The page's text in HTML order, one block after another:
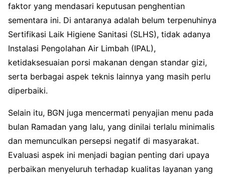
faktor yang mendasari keputusan penghentian
sementara ini. Di antaranya adalah belum terpenuhinya
Sertifikasi Laik Higiene Sanitasi (SLHS), tidak adanya
Instalasi Pengolahan Air Limbah (IPAL),
ketidaksesuaian porsi makanan dengan standar gizi,
serta berbagai aspek teknis lainnya yang masih perlu
diperbaiki.
Selain itu, BGN juga mencermati penyajian menu pada
bulan Ramadan yang lalu, yang dinilai terlalu minimalis
dan memunculkan persepsi negatif di masyarakat.
Evaluasi aspek ini menjadi bagian penting dari upaya
perbaikan menyeluruh terhadap kualitas layanan yang